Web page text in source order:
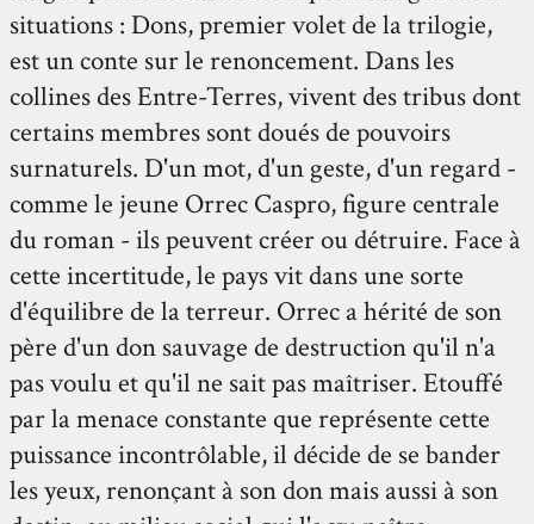
situations : Dons, premier volet de la trilogie,
est un conte sur le renoncement. Dans les
collines des Entre-Terres, vivent des tribus dont
certains membres sont doués de pouvoirs
surnaturels. D'un mot, d'un geste, d'un regard -
comme le jeune Orrec Caspro, figure centrale
du roman - ils peuvent créer ou détruire. Face à
cette incertitude, le pays vit dans une sorte
d'équilibre de la terreur. Orrec a hérité de son
père d'un don sauvage de destruction qu'il n'a
pas voulu et qu'il ne sait pas maîtriser. Etouffé
par la menace constante que représente cette
puissance incontrôlable, il décide de se bander
les yeux, renonçant à son don mais aussi à son